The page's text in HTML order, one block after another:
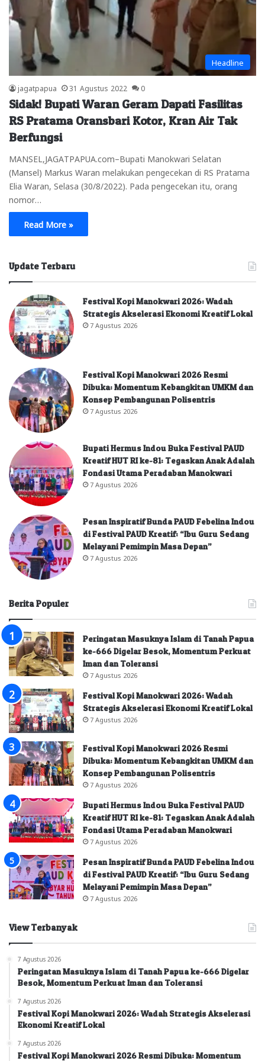
Headline
jagatpapua 31 Agustus 2022 0
Sidak! Bupati Waran Geram Dapati Fasilitas
RS Pratama Oransbari Kotor, Kran Air Tak
Berfungsi
MANSEL,JAGATPAPUA.com–Bupati Manokwari Selatan
(Mansel) Markus Waran melakukan pengecekan di RS Pratama
Elia Waran, Selasa (30/8/2022). Pada pengecekan itu, orang
nomor…
Read More »
Update Terbaru
Festival Kopi Manokwari 2026: Wadah
Strategis Akselerasi Ekonomi Kreatif Lokal
7 Agustus 2026
Festival Kopi Manokwari 2026 Resmi
Dibuka: Momentum Kebangkitan UMKM dan
Konsep Pembangunan Polisentris
7 Agustus 2026
Bupati Hermus Indou Buka Festival PAUD
Kreatif HUT RI ke-81: Tegaskan Anak Adalah
Fondasi Utama Peradaban Manokwari
7 Agustus 2026
Pesan Inspiratif Bunda PAUD Febelina Indou
di Festival PAUD Kreatif: “Ibu Guru Sedang
Melayani Pemimpin Masa Depan”
7 Agustus 2026
Berita Populer
Peringatan Masuknya Islam di Tanah Papua
ke-666 Digelar Besok, Momentum Perkuat
Iman dan Toleransi
7 Agustus 2026
Festival Kopi Manokwari 2026: Wadah
Strategis Akselerasi Ekonomi Kreatif Lokal
7 Agustus 2026
Festival Kopi Manokwari 2026 Resmi
Dibuka: Momentum Kebangkitan UMKM dan
Konsep Pembangunan Polisentris
7 Agustus 2026
Bupati Hermus Indou Buka Festival PAUD
Kreatif HUT RI ke-81: Tegaskan Anak Adalah
Fondasi Utama Peradaban Manokwari
7 Agustus 2026
Pesan Inspiratif Bunda PAUD Febelina Indou
di Festival PAUD Kreatif: “Ibu Guru Sedang
Melayani Pemimpin Masa Depan”
7 Agustus 2026
View Terbanyak
7 Agustus 2026
Peringatan Masuknya Islam di Tanah Papua ke-666 Digelar
Besok, Momentum Perkuat Iman dan Toleransi
7 Agustus 2026
Festival Kopi Manokwari 2026: Wadah Strategis Akselerasi
Ekonomi Kreatif Lokal
7 Agustus 2026
Festival Kopi Manokwari 2026 Resmi Dibuka: Momentum